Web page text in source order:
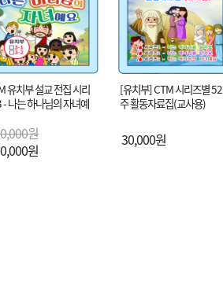
유치부 설교 전집 시리
- 나는 하나님의 자녀예
원
원
[유치부] CTM 시리즈별 52
주 활동자료집(교사용)
30,000원